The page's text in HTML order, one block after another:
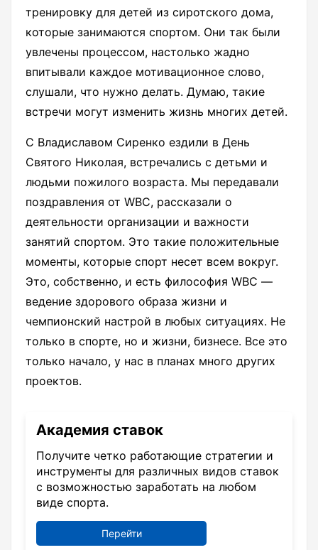
тренировку для детей из сиротского дома,
которые занимаются спортом. Они так были
увлечены процессом, настолько жадно
впитывали каждое мотивационное слово,
слушали, что нужно делать. Думаю, такие
встречи могут изменить жизнь многих детей.
С Владиславом Сиренко ездили в День
Святого Николая, встречались с детьми и
людьми пожилого возраста. Мы передавали
поздравления от WBC, рассказали о
деятельности организации и важности
занятий спортом. Это такие положительные
моменты, которые спорт несет всем вокруг.
Это, собственно, и есть философия WBC ―
ведение здорового образа жизни и
чемпионский настрой в любых ситуациях. Не
только в спорте, но и жизни, бизнесе. Все это
только начало, у нас в планах много других
проектов.
Академия ставок
Получите четко работающие стратегии и
инструменты для различных видов ставок
с возможностью заработать на любом
виде спорта.
Перейти